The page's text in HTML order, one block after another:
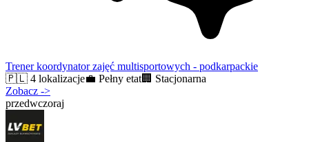
Trener koordynator zajęć multisportowych - podkarpackie
🇵🇱 4 lokalizacje💼 Pełny etat🏢 Stacjonarna
Zobacz ->
przedwczoraj